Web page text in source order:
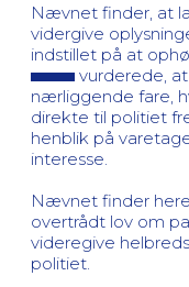
Nævnet finder, at
vidergive
indstillet på at
vurderede,
nærliggende fare,
direkte til politiet
henblik på
interesse.
Nævnet finder
overtrådt lov om
videregive
politiet.